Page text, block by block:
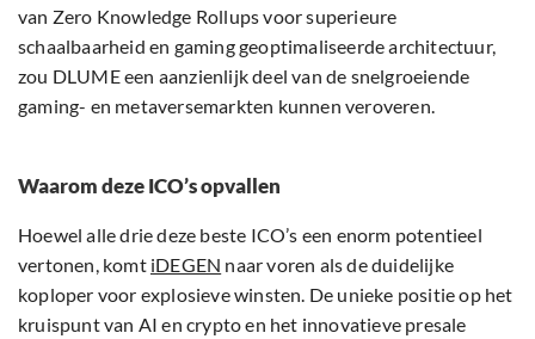
van Zero Knowledge Rollups voor superieure
schaalbaarheid en gaming geoptimaliseerde architectuur,
zou DLUME een aanzienlijk deel van de snelgroeiende
gaming- en metaversemarkten kunnen veroveren.
Waarom deze ICO’s opvallen
Hoewel alle drie deze beste ICO’s een enorm potentieel
vertonen, komt iDEGEN naar voren als de duidelijke
koploper voor explosieve winsten. De unieke positie op het
kruispunt van AI en crypto en het innovatieve presale